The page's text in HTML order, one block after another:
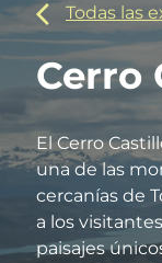
Todas las
Cerro
El Cerro
una de las
cercanías de
a los
paisajes